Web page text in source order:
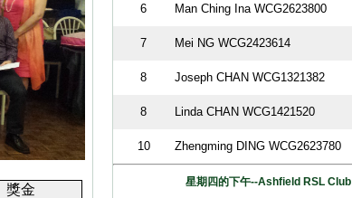
獎金
6 Man Ching Ina WCG2623800
7 Mei NG WCG2423614
8 Joseph CHAN WCG1321382
8 Linda CHAN WCG1421520
10 Zhengming DING WCG2623780
星期四的下午--Ashfield RSL Club